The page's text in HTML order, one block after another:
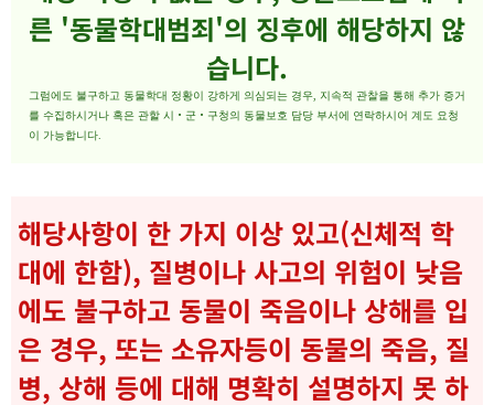
른 '동물학대범죄'의 징후에 해당하지 않
습니다.
그럼에도 불구하고 동물학대 정황이 강하게 의심되는 경우, 지속적 관찰을 통해 추가 증거
를 수집하시거나 혹은 관할 시‧군‧구청의 동물보호 담당 부서에 연락하시어 계도 요청
이 가능합니다.
해당사항이 한 가지 이상 있고(신체적 학
대에 한함), 질병이나 사고의 위험이 낮음
에도 불구하고 동물이 죽음이나 상해를 입
은 경우, 또는 소유자등이 동물의 죽음, 질
병, 상해 등에 대해 명확히 설명하지 못 하